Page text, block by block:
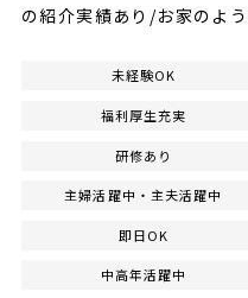
の紹介実績あり/お家のよ
未経験OK
福利厚生充実
研修あり
主婦活躍中・主夫活躍中
即日OK
中高年活躍中